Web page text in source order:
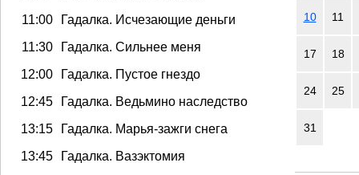
11:00
Гадалка. Исчезающие деньги
11:30
Гадалка. Сильнее меня
12:00
Гадалка. Пустое гнездо
12:45
Гадалка. Ведьмино наследство
13:15
Гадалка. Марья-зажги снега
13:45
Гадалка. Вазэктомия
10 11
17 18
24 25
31